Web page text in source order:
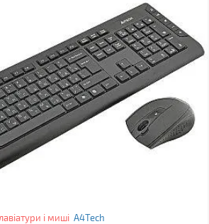
і миші A4Tech